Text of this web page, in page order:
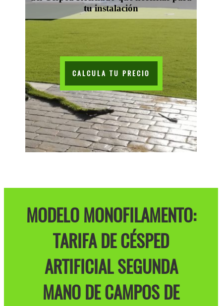
tu instalación
CALCULA TU PRECIO
MODELO MONOFILAMENTO:
TARIFA DE CÉSPED
ARTIFICIAL SEGUNDA
MANO DE CAMPOS DE